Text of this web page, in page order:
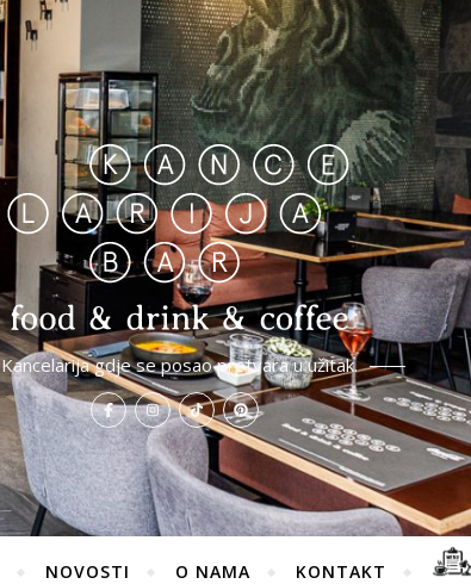
Kancelarija gdje se posao pretvara u užitak.
NOVOSTI O NAMA KONTAKT